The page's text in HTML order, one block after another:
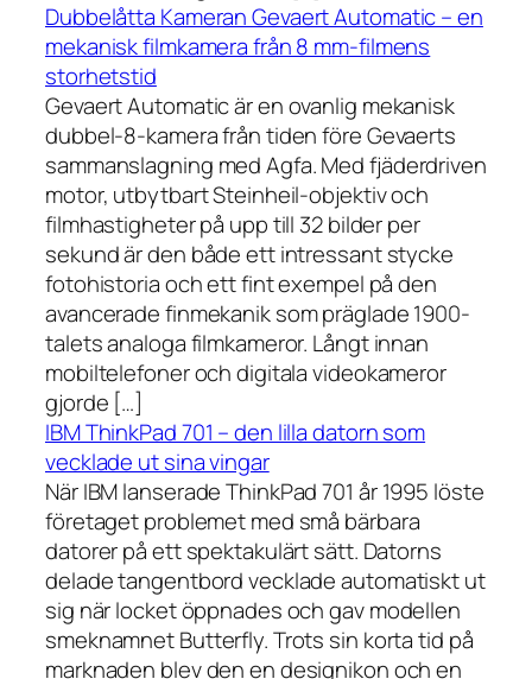
Dubbelåtta Kameran Gevaert Automatic – en
mekanisk filmkamera från 8 mm-filmens
storhetstid
Gevaert Automatic är en ovanlig mekanisk
dubbel-8-kamera från tiden före Gevaerts
sammanslagning med Agfa. Med fjäderdriven
motor, utbytbart Steinheil-objektiv och
filmhastigheter på upp till 32 bilder per
sekund är den både ett intressant stycke
fotohistoria och ett fint exempel på den
avancerade finmekanik som präglade 1900-
talets analoga filmkameror. Långt innan
mobiltelefoner och digitala videokameror
gjorde […]
IBM ThinkPad 701 – den lilla datorn som
vecklade ut sina vingar
När IBM lanserade ThinkPad 701 år 1995 löste
företaget problemet med små bärbara
datorer på ett spektakulärt sätt. Datorns
delade tangentbord vecklade automatiskt ut
sig när locket öppnades och gav modellen
smeknamnet Butterfly. Trots sin korta tid på
marknaden blev den en designikon och en